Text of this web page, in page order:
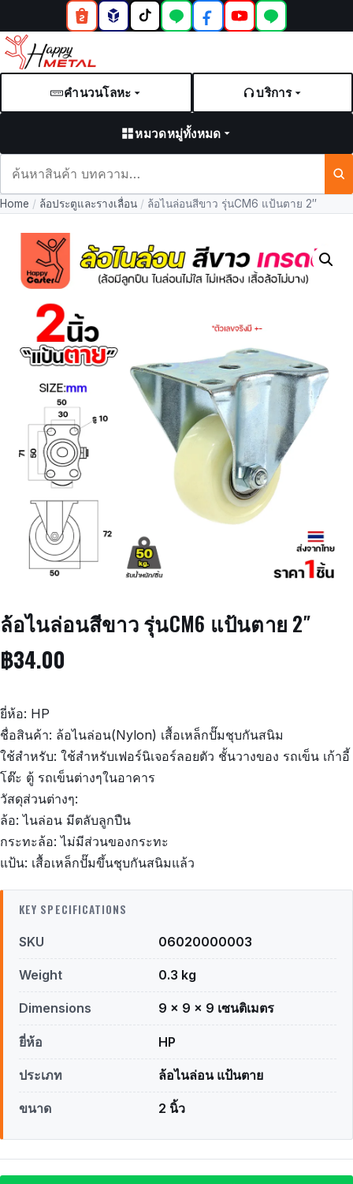
คำนวนโลหะ บริการ
หมวดหมู่ทั้งหมด
และ
Home / ล้อประตูและรางเลื่อน / ล้อไนล่อนสีขาว รุ่นCM6 แป้นตาย 2″
ล้อไนล่อนสีขาว รุ่นCM6 แป้นตาย 2″
฿34.00
ยี่ห้อ: HP
ชื่อสินค้า: ล้อไนล่อน(Nylon) เสื้อเหล็กปั๊มชุบกันสนิม
ใช้สำหรับ: ใช้สำหรับเฟอร์นิเจอร์ลอยตัว ชั้นวางของ รถเข็น เก้าอี้
โต๊ะ ตู้ รถเข็นต่างๆในอาคาร
วัสดุส่วนต่างๆ:
ล้อ: ไนล่อน มีตลับลูกปืน
กระทะล้อ: ไม่มีส่วนของกระทะ
แป้น: เสื้อเหล็กปั๊มขึ้นชุบกันสนิมแล้ว
KEY SPECIFICATIONS
SKU 06020000003
Weight 0.3 kg
Dimensions 9 × 9 × 9 เซนติเมตร
ยี่ห้อ HP
ประเภท ล้อไนล่อน แป้นตาย
ขนาด 2 นิ้ว